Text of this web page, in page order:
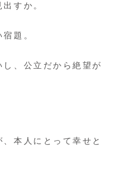
すか。
題。
、公立だから絶望が
本人にとって幸せと